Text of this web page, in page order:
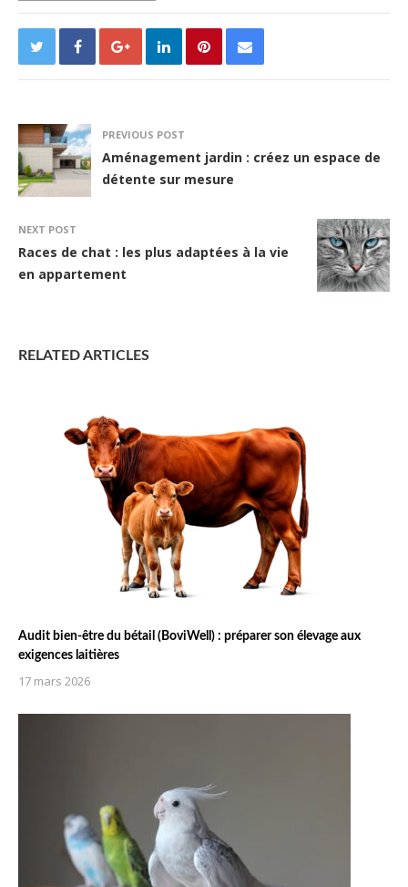
PREVIOUS POST
Aménagement jardin : créez un espace de
détente sur mesure
NEXT POST
Races de chat : les plus adaptées à la vie
en appartement
RELATED ARTICLES
Audit bien-être du bétail (BoviWell) : préparer son élevage aux
exigences laitières
17 mars 2026